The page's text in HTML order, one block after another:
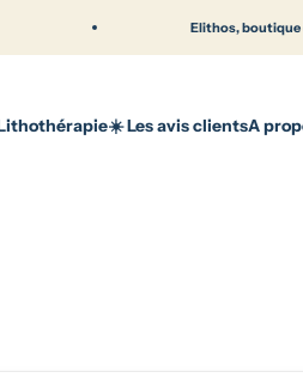
Elithos, boutique de
française en Normandie | Elithos
☀️ Les avis clientsA